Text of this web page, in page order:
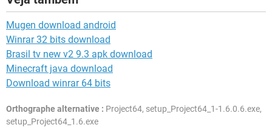
Mugen download android
Winrar 32 bits download
Brasil tv new v2 9.3 apk download
Minecraft java download
Download winrar 64 bits
Orthographe alternative : Project64, setup_Project64_1-1.6.0.6.exe,
setup_Project64_1.6.exe